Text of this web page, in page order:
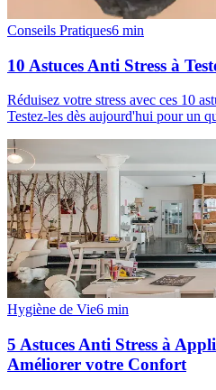
Conseils Pratiques6 min
10 Astuces Anti Stress à
Réduisez votre stress avec ces 10
Testez-les dès aujourd'hui pour un
Hygiène de Vie6 min
5 Astuces Anti Stress à
Améliorer votre Confort